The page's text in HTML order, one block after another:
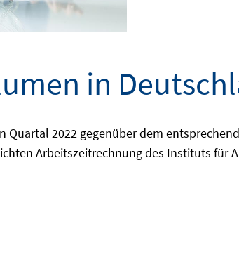
in
Quartal 2022 gegenüber dem
Arbeitszeitrechnung des Instituts für